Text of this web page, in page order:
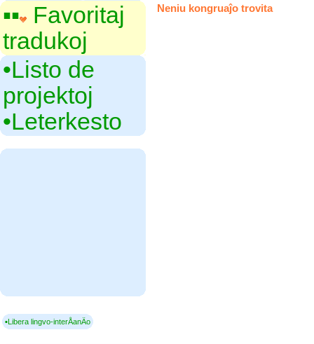
▪▪‎ Favoritaj
tradukoj
•‎Listo de
projektoj
•‎Leterkesto
▪Libera lingvo-interÅanÄo
Neniu kongruaĵo trovita